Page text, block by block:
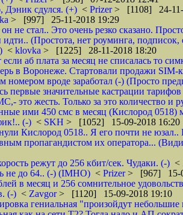
Дэник сдулся. (+) < Prizer> [1108] 24-11-
> [997] 25-11-2018 19:29
не стал.. Это очень резко сказано.
идти.. (Простота, нет роуминга,
< klovka > [1225] 28-11-2018 18:20
если аб плата за месяц не списалась то
в Воронеже. Стартовали продажи SIM-
номером вроде заработал (-) (Просто
первые значительные кастрации
это жесть. Только за это количество и
ими 450 смс в месяц (Кислород 0518)
(-) < SKH > [1052] 15-09-2018 16:20
Кислород 0518.. Я его почти не
пропагандистом их оператора...
режут до 256 кбит/сек. Чудаки. (-) <
не до 64.. (-) (IMHO) < Prizer> [967] 15-
в месяц и 256 сомнительное
(-) < Zavgor> [1120] 15-09-2018 19:10
гениальная "произойдут небольшие